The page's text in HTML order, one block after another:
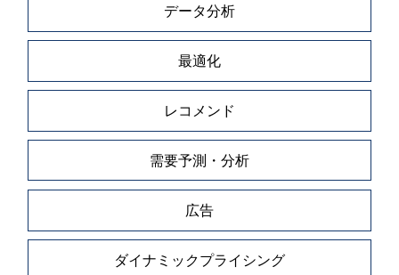
データ分析
最適化
レコメンド
需要予測・分析
広告
ダイナミックプライシング